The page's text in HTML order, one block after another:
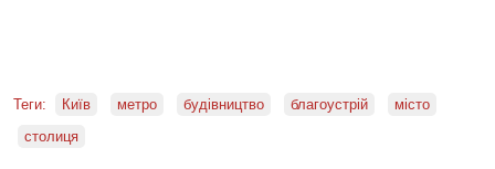
Теги: Київ метро будівництво благоустрій
місто
столиця